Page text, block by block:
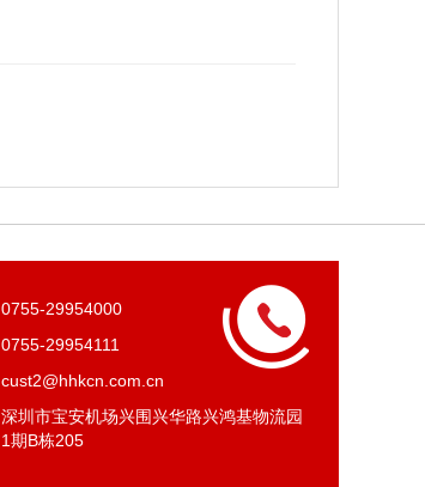
0755-29954000
0755-29954111
cust2@hhkcn.com.cn
深圳市宝安机场兴围兴华路兴鸿基物流园
1期B栋205